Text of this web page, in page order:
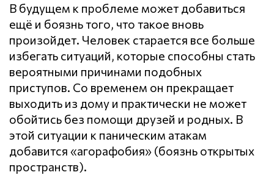
В будущем к проблеме может добавиться
ещё и боязнь того, что такое вновь
произойдет. Человек старается все больше
избегать ситуаций, которые способны стать
вероятными причинами подобных
приступов. Со временем он прекращает
выходить из дому и практически не может
обойтись без помощи друзей и родных. В
этой ситуации к паническим атакам
добавится «агорафобия» (боязнь открытых
пространств).